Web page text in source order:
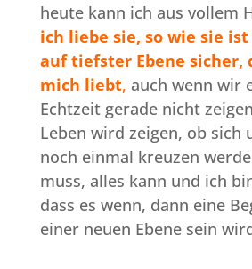
heute kann ich aus vollem
ich liebe sie, so wie sie
auf tiefster Ebene sicher,
mich liebt, auch wenn wir
Echtzeit gerade nicht
Leben wird zeigen, ob sich
noch einmal kreuzen
muss, alles kann und ich
dass es wenn, dann eine
einer neuen Ebene sein